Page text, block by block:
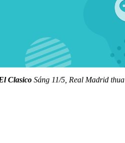
Clasico Sáng 11/5, Real Madrid